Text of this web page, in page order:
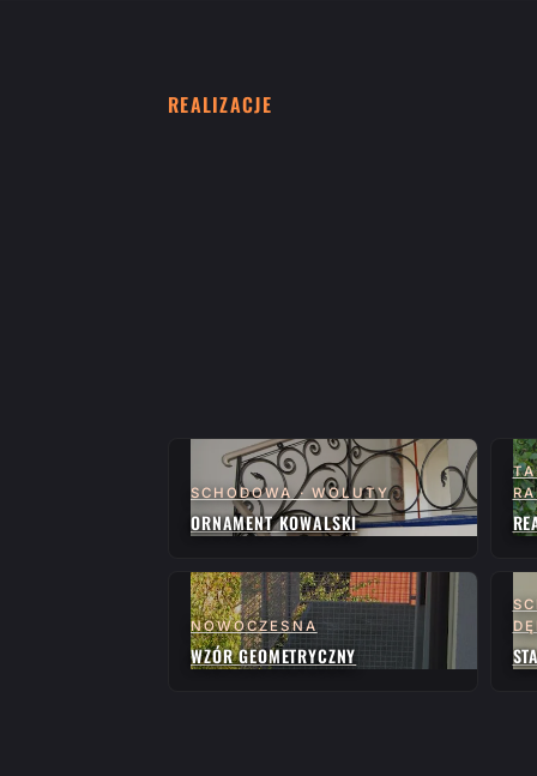
REALIZACJE
SCHODOWA · WOLUTY
ORNAMENT KOWALSKI
NOWOCZESNA
WZÓR GEOMETRYCZNY